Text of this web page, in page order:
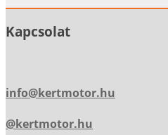
Kapcsolat
info@kertmotor.hu
@kertmotor.hu